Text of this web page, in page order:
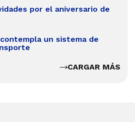
por el aniversario de
un sistema de
CARGAR MÁS